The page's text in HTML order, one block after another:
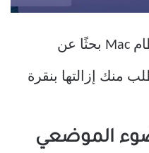
سيبدأ التطبيق في فحص نظام Mac بحثًا عن
منك إزالتها بنقرة